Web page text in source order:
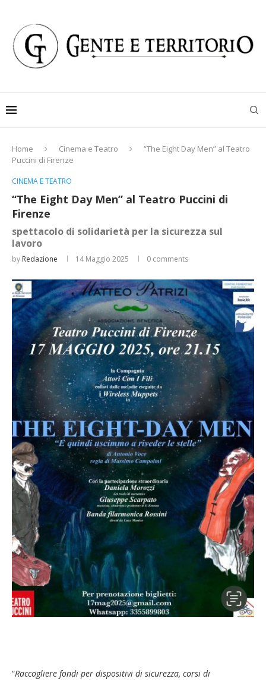
Home Cinema e Teatro
“The Eight Day Men” al Teatro
Puccini di Firenze
CINEMA E TEATRO
“The Eight Day Men” al Teatro Puccini di
Firenze
spettacolo di solidarietà per la sicurezza sul
lavoro
by Redazione 14 Maggio 2025 0 comments
“Raccogliere fondi per dispositivi di sicurezza, corsi di